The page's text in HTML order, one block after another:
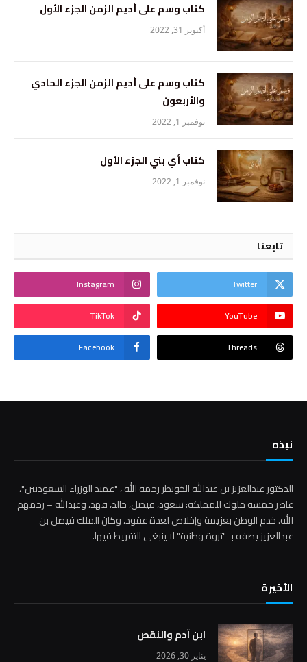
كتاب وسم على أديم الزمن الجزء الأول
أكتوبر 31, 2022
كتاب وسم على أديم الزمن الجزء الحادي
والأربعون
نوفمبر 1, 2022
كتاب أي بني الجزء الأول
نوفمبر 1, 2022
تابعنا
Twitter
Instagram
YouTube
TikTok
Threads
Facebook
نبذه
الدكتور عبدالعزيز بن عبدالله الخويطر رحمه الله ، "عميد الوزراء السعوديين"،
عاصر خمسة ملوك للمملكة: سعود، فيصل، خالد، فهد، وعبدالله – رحمهم
الله. خدم الوطن بعزيمة وإخلاص لعدة عقود، وكان الملك فيصل بن
عبدالعزيز يصفه بـ "ثروة وطنية" لا ينبغي التفريط فيها.
الأخيرة
ابن آدم والنقص
يناير 30, 2026